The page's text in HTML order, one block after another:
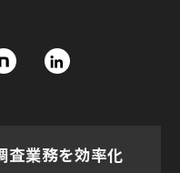
査業務を効率化